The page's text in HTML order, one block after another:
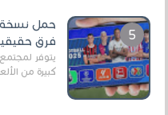
فرق
يتوفر
كبيرة من